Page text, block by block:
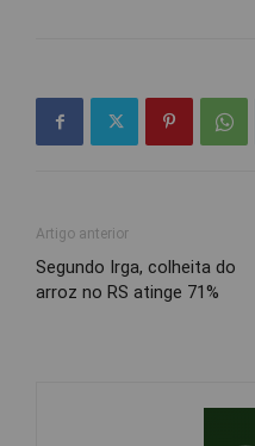
Artigo anterior
Segundo Irga, colheita do
arroz no RS atinge 71%